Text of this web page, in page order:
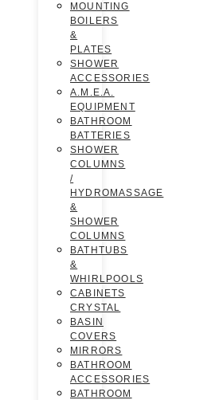
MOUNTING
BOILERS
&
PLATES
SHOWER
ACCESSORIES
A.M.E.A.
EQUIPMENT
BATHROOM
BATTERIES
SHOWER
COLUMNS
/
HYDROMASSAGE
&
SHOWER
COLUMNS
BATHTUBS
&
WHIRLPOOLS
CABINETS
CRYSTAL
BASIN
COVERS
MIRRORS
BATHROOM
ACCESSORIES
BATHROOM